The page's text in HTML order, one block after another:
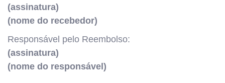
(assinatura)
(nome do recebedor)
Responsável pelo Reembolso:
(assinatura)
(nome do responsável)